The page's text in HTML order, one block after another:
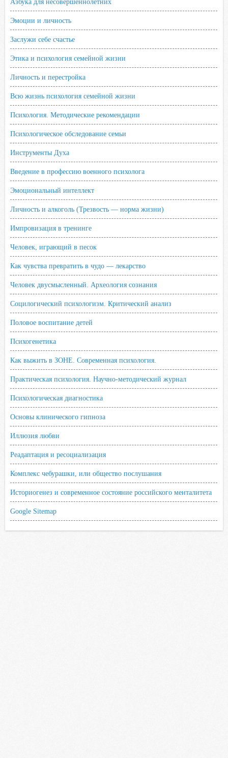
Эмоции и личность
Заслужи себе счастье
Этика и психология семейной жизни
Личность и перестройка
Всю жизнь психология семейной жизни
Психология. Методические рекомендации
Психологическое обследование семьи
Инструменты Духа
Введение в профессию военного психолога
Эмоциональный интеллект
Личность и алкоголь (Трезвость — норма жизни)
Импровизация в тренинге
Человек, играющий в песок
Как чувства превратить в чудо — лекарство
Человек двусмысленный. Археология сознания
Социлогический психологизм. Критический анализ
Половое воспитание детей
Психогенетика
Как выжить в ЗОНЕ. Современная психология.
Практическая психология. Научно-методический журнал
Психологическая диагностика
Основы клинического гипноза
Иллюзия любви
Реадаптация и ресоциализация
Комплекс чебурашки, или общество послушания
Историогенез и современное состояние российского менталитета
Google Sitemap